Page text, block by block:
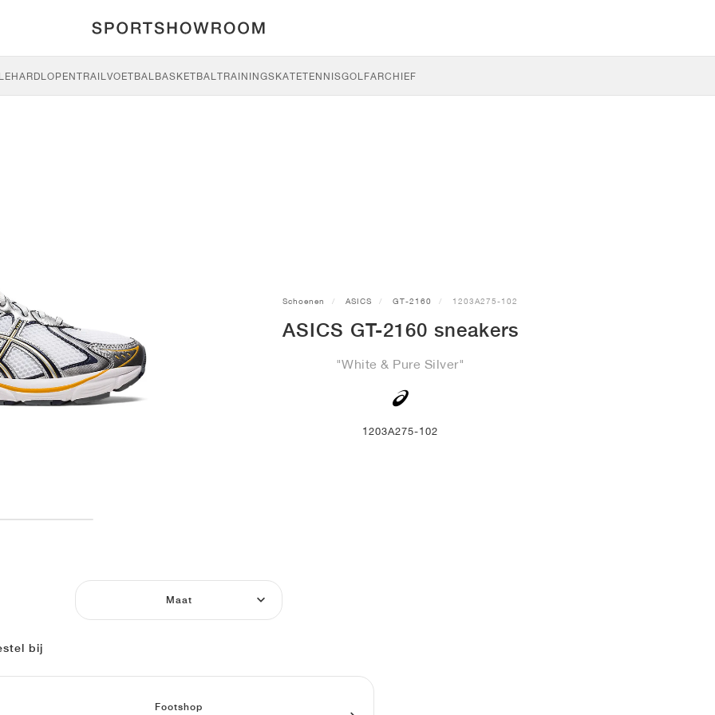
HARDLOPENTRAILVOETBALBASKETBALTRAININGSKATETENNISGOLFARCHIEF
Schoenen ASICS GT-2160 1203A275-102
ASICS GT-2160 sneakers
"White & Pure Silver"
1203A275-102
Maat
bij
Footshop